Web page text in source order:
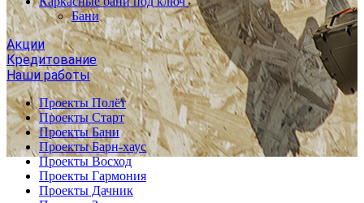
Бани
Акции
Кредитование
Наши работы
Проекты Полёт
Проекты Старт
Проекты Бани
Проекты Барн-хаус
Проекты Восход
Проекты Гармония
Проекты Дачник